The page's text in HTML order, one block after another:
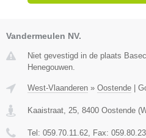
Vandermeulen NV.
Niet gevestigd in de plaats
Henegouwen.
West-Vlaanderen » Oostende |
Kaaistraat, 25 8400 Oostende (
Tel: 059.70.11.62 , Fax: